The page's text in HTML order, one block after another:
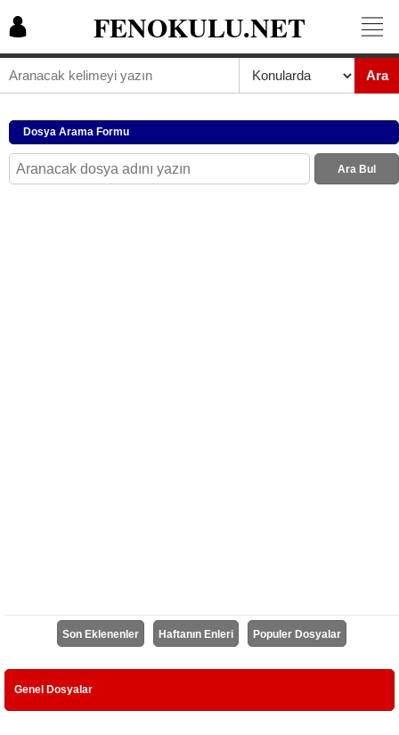
FENOKULU.NET
Ara
Dosya Arama Formu
Ara Bul
Son Eklenenler Haftanın Enleri Populer Dosyalar
Genel Dosyalar